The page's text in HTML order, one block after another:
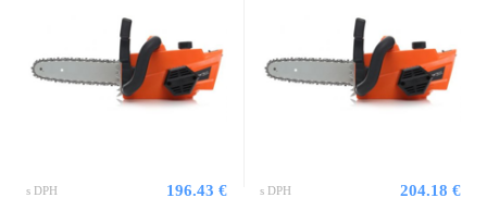
s DPH 196.43 € s DPH 204.18 €